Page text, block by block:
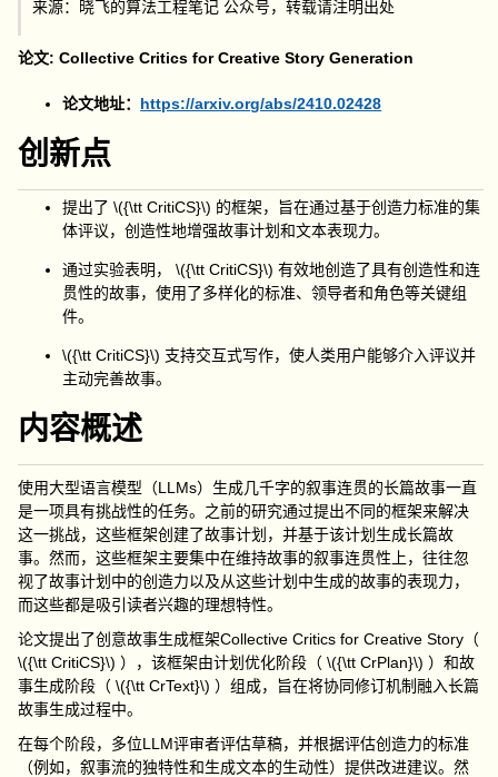
来源：晓飞的算法工程笔记 公众号，转载请注明出处
论文: Collective Critics for Creative Story Generation
论文地址： https://arxiv.org/abs/2410.02428
创新点
提出了\({\tt CritiCS}\) 的框架，旨在通过基于创造力标准的集
体评议，创造性地增强故事计划和文本表现力。
通过实验表明，\({\tt CritiCS}\) 有效地创造了具有创造性和连
贯性的故事，使用了多样化的标准、领导者和角色等关键组
件。
\({\tt CritiCS}\) 支持交互式写作，使人类用户能够介入评议并
主动完善故事。
内容概述
使用大型语言模型（LLMs）生成几千字的叙事连贯的长篇故事一直
是一项具有挑战性的任务。之前的研究通过提出不同的框架来解决
这一挑战，这些框架创建了故事计划，并基于该计划生成长篇故
事。然而，这些框架主要集中在维持故事的叙事连贯性上，往往忽
视了故事计划中的创造力以及从这些计划中生成的故事的表现力，
而这些都是吸引读者兴趣的理想特性。
论文提出了创意故事生成框架Collective Critics for Creative Story （
\({\tt CritiCS}\) ），该框架由计划优化阶段（\({\tt CrPlan}\) ）和故
事生成阶段（\({\tt CrText}\) ）组成，旨在将协同修订机制融入长篇
故事生成过程中。
在每个阶段，多位LLM评审者评估草稿，并根据评估创造力的标准
（例如，叙事流的独特性和生成文本的生动性）提供改进建议。然